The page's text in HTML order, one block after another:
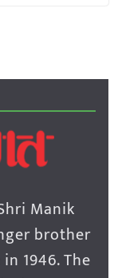
Manik
brother
1946. The